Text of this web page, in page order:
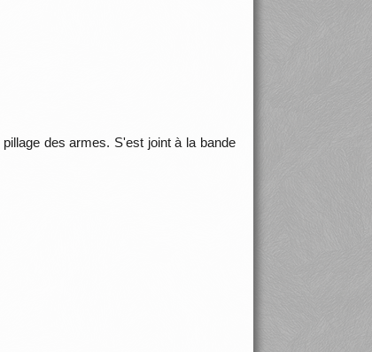
des armes. S'est joint à la bande